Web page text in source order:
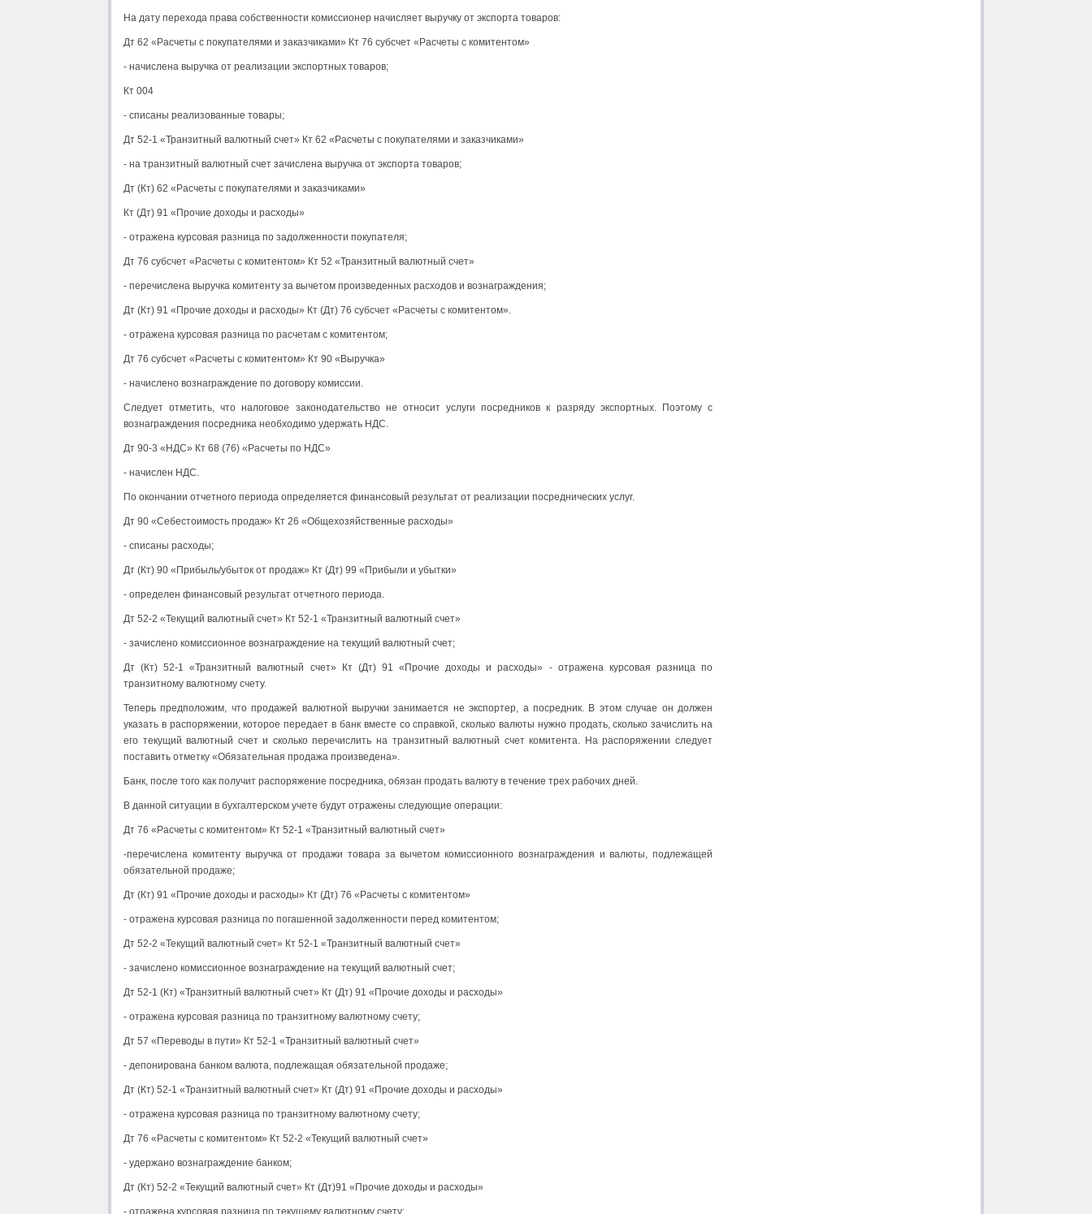
На дату перехода права собственности комиссионер начисляет выручку от экспорта товаров:
Дт 62 «Расчеты с покупателями и заказчиками» Кт 76 субсчет «Расчеты с комитентом»
- начислена выручка от реализации экспортных товаров;
Кт 004
- списаны реализованные товары;
Дт 52-1 «Транзитный валютный счет» Кт 62 «Расчеты с покупателями и заказчиками»
- на транзитный валютный счет зачислена выручка от экспорта товаров;
Дт (Кт) 62 «Расчеты с покупателями и заказчиками»
Кт (Дт) 91 «Прочие доходы и расходы»
- отражена курсовая разница по задолженности покупателя;
Дт 76 субсчет «Расчеты с комитентом» Кт 52 «Транзитный валютный счет»
- перечислена выручка комитенту за вычетом произведенных расходов и вознаграждения;
Дт (Кт) 91 «Прочие доходы и расходы» Кт (Дт) 76 субсчет «Расчеты с комитентом».
- отражена курсовая разница по расчетам с комитентом;
Дт 76 субсчет «Расчеты с комитентом» Кт 90 «Выручка»
- начислено вознаграждение по договору комиссии.
Следует отметить, что налоговое законодательство не относит услуги посредников к разряду экспортных. Поэтому с
вознаграждения посредника необходимо удержать НДС.
Дт 90-3 «НДС» Кт 68 (76) «Расчеты по НДС»
- начислен НДС.
По окончании отчетного периода определяется финансовый результат от реализации посреднических услуг.
Дт 90 «Себестоимость продаж» Кт 26 «Общехозяйственные расходы»
- списаны расходы;
Дт (Кт) 90 «Прибыль/убыток от продаж» Кт (Дт) 99 «Прибыли и убытки»
- определен финансовый результат отчетного периода.
Дт 52-2 «Текущий валютный счет» Кт 52-1 «Транзитный валютный счет»
- зачислено комиссионное вознаграждение на текущий валютный счет;
Дт (Кт) 52-1 «Транзитный валютный счет» Кт (Дт) 91 «Прочие доходы и расходы» - отражена курсовая разница по
транзитному валютному счету.
Теперь предположим, что продажей валютной выручки занимается не экспортер, а посредник. В этом случае он должен
указать в распоряжении, которое передает в банк вместе со справкой, сколько валюты нужно продать, сколько зачислить на
его текущий валютный счет и сколько перечислить на транзитный валютный счет комитента. На распоряжении следует
поставить отметку «Обязательная продажа произведена».
Банк, после того как получит распоряжение посредника, обязан продать валюту в течение трех рабочих дней.
В данной ситуации в бухгалтерском учете будут отражены следующие операции:
Дт 76 «Расчеты с комитентом» Кт 52-1 «Транзитный валютный счет»
-перечислена комитенту выручка от продажи товара за вычетом комиссионного вознаграждения и валюты, подлежащей
обязательной продаже;
Дт (Кт) 91 «Прочие доходы и расходы» Кт (Дт) 76 «Расчеты с комитентом»
- отражена курсовая разница по погашенной задолженности перед комитентом;
Дт 52-2 «Текущий валютный счет» Кт 52-1 «Транзитный валютный счет»
- зачислено комиссионное вознаграждение на текущий валютный счет;
Дт 52-1 (Кт) «Транзитный валютный счет» Кт (Дт) 91 «Прочие доходы и расходы»
- отражена курсовая разница по транзитному валютному счету;
Дт 57 «Переводы в пути» Кт 52-1 «Транзитный валютный счет»
- депонирована банком валюта, подлежащая обязательной продаже;
Дт (Кт) 52-1 «Транзитный валютный счет» Кт (Дт) 91 «Прочие доходы и расходы»
- отражена курсовая разница по транзитному валютному счету;
Дт 76 «Расчеты с комитентом» Кт 52-2 «Текущий валютный счет»
- удержано вознаграждение банком;
Дт (Кт) 52-2 «Текущий валютный счет» Кт (Дт)91 «Прочие доходы и расходы»
- отражена курсовая разница по текущему валютному счету;